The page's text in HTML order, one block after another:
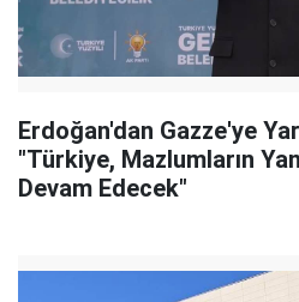
Erdoğan'dan Gazze'ye
"Türkiye, Mazlumların
Devam Edecek"